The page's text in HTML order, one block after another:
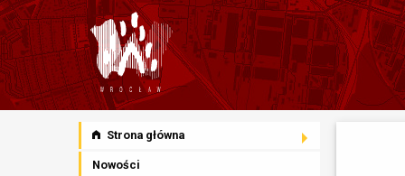
Strona główna
Nowości